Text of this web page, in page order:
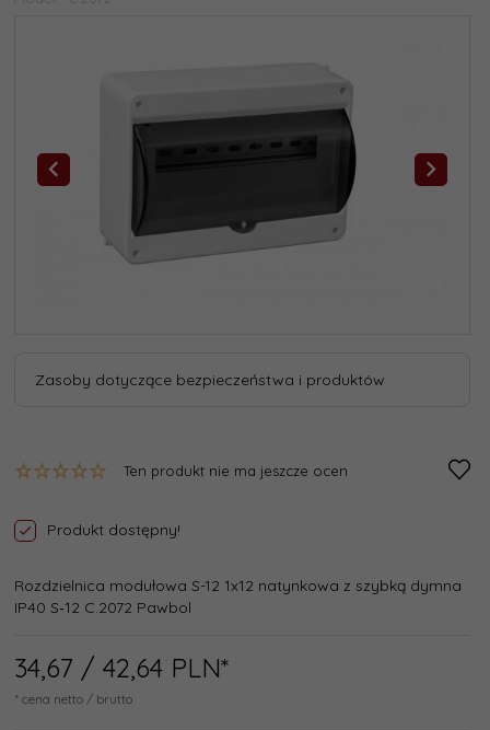
Zasoby dotyczące bezpieczeństwa i produktów
Ten produkt nie ma jeszcze ocen
Produkt dostępny!
Rozdzielnica modułowa S-12 1x12 natynkowa z szybką dymna
IP40 S‑12 C.2072 Pawbol
34,67 / 42,64 PLN*
* cena netto / brutto